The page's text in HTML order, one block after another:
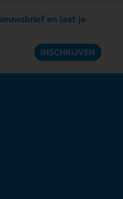
en laat je
INSCHRIJVEN